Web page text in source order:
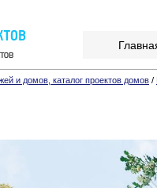
и домов, каталог проектов домов /